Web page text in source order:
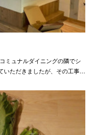
ミュナルダイニングの隣でシ
いただきましたが、その工事…